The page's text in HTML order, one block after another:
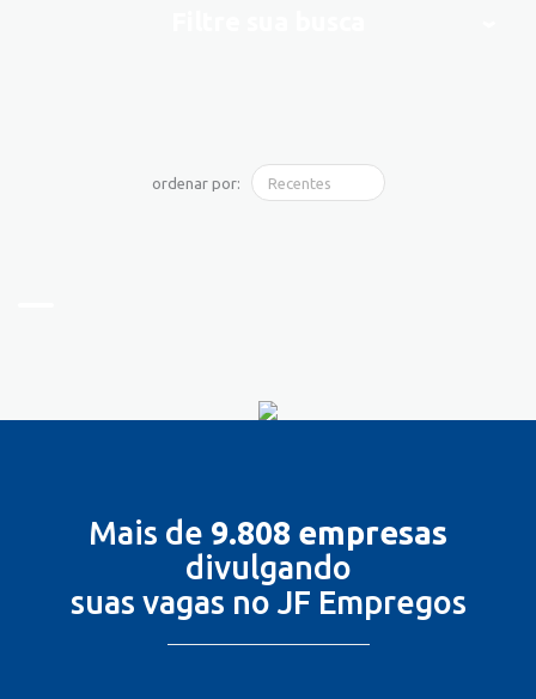
ordenar por:
Mais de 9.808 empresas
divulgando
suas vagas no JF Empregos